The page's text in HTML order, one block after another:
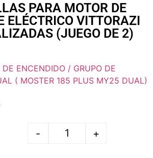
PARA MOTOR DE
ELÉCTRICO VITTORAZI
(JUEGO DE 2)
DE ENCENDIDO / GRUPO DE
( MOSTER 185 PLUS MY25 DUAL)
- +